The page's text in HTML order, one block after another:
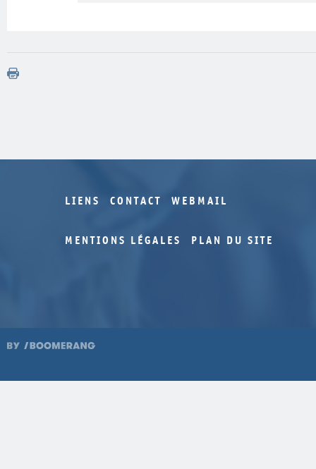
LIENS CONTACT WEBMAIL
MENTIONS LÉGALES PLAN DU SITE